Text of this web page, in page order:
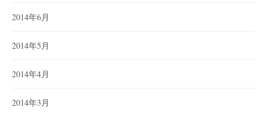
2014年6月
2014年5月
2014年4月
2014年3月